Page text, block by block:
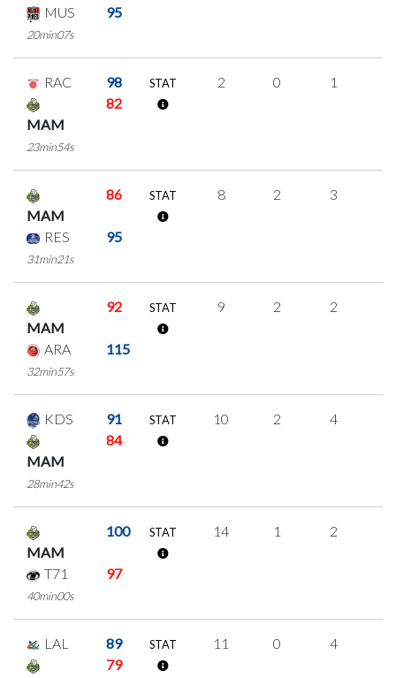
MUS 95
20min07s
RAC 98
MAM
82
23min54s
STAT 2 0 1
MAM
86
RES 95
31min21s
STAT 8 2 3
MAM
92
ARA 115
32min57s
STAT 9 2 2
KDS 91
MAM
84
28min42s
STAT 10 2 4
MAM
100
T71 97
40min00s
STAT 14 1 2
LAL 89
79
STAT 11 0 4